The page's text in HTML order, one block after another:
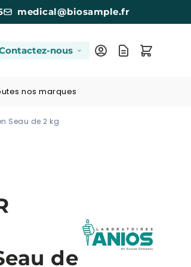
medical@biosample.fr
nous
nos marques
Seau de 2 kg
de